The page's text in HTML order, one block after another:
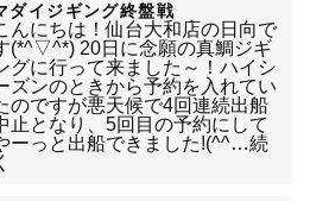
ダイジギング終盤戦
んにちは！仙台大和店の日向で
(*^▽^*) 20日に念願の真鯛ジギ
グに行って来ました～！ハイシ
ズンのときから予約を入れてい
のですが悪天候で4回連続出船
止となり、5回目の予約にして
ーっと出船できました!(^^…続